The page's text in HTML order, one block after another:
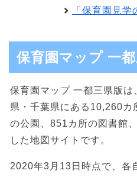
「保育園見
保育園マップ 一
保育園マップ 一都三県版は
県・千葉県にある10,260
の公園、851カ所の図書館
した地図サイトです。
2020年3月13日時点で、各